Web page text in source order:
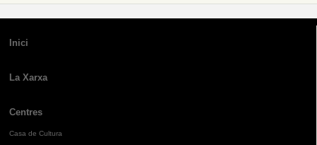
Inici
La Xarxa
Centres
Casa de Cultura